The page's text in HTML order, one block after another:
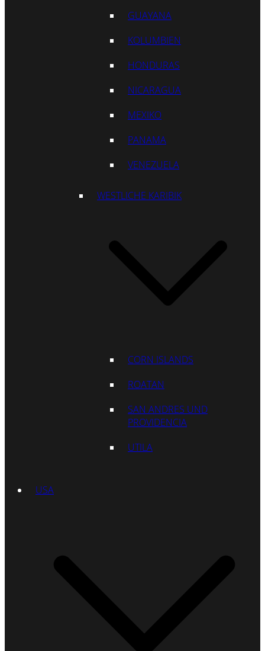
GUAYANA
KOLUMBIEN
HONDURAS
NICARAGUA
MEXIKO
PANAMA
VENEZUELA
WESTLICHE KARIBIK
CORN ISLANDS
ROATAN
SAN ANDRES UND
PROVIDENCIA
UTILA
USA